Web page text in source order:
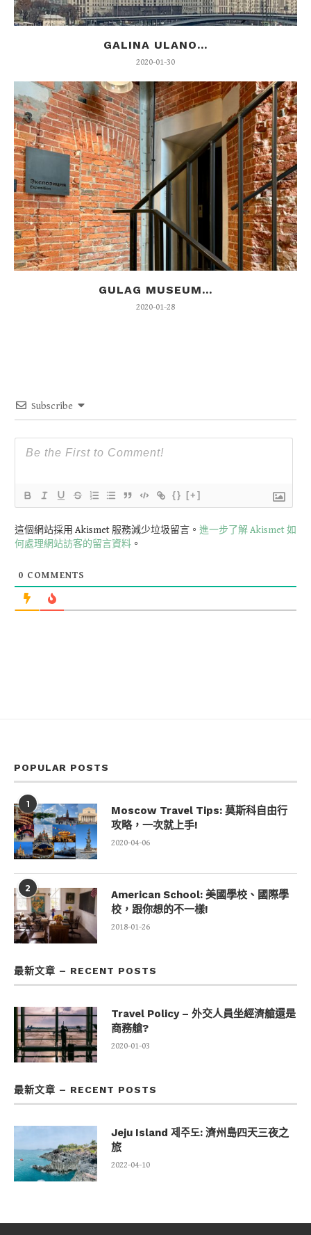
GALINA ULANO...
2020-01-30
GULAG MUSEUM...
2020-01-28
Subscribe
{} [+]
這個網站採用 Akismet 服務減少垃圾留言。 進一步了解 Akismet 如
何處理網站訪客的留言資料 。
0 COMMENTS
POPULAR POSTS
1
Moscow Travel Tips: 莫斯科自由行
攻略，一次就上手!
2020-04-06
2
American School: 美國學校、國際學
校，跟你想的不一樣!
2018-01-26
最新文章 – RECENT POSTS
Travel Policy – 外交人員坐經濟艙還是
商務艙?
2020-01-03
最新文章 – RECENT POSTS
Jeju Island 제주도: 濟州島四天三夜之
旅
2022-04-10